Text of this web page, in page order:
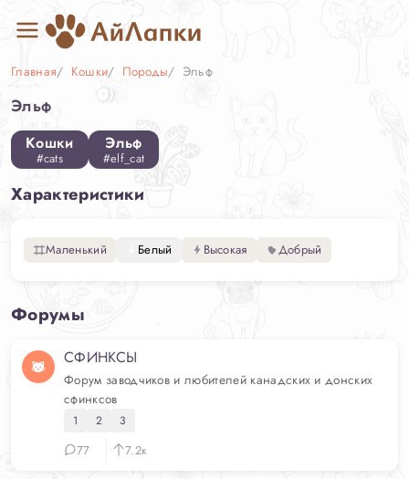
Главная Кошки Породы Эльф
Эльф
Кошки
#cats
Эльф
#elf_cat
Характеристики
Маленький Белый Высокая Добрый
Форумы
СФИНКСЫ
Форум заводчиков и любителей канадских и донских
сфинксов
1 2 3
77 7.2к